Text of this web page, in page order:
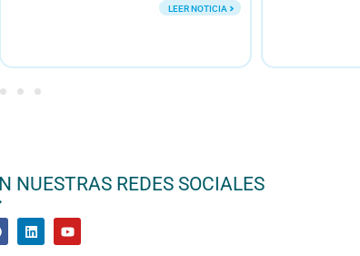
LEER NOTICIA
NUESTRAS REDES SOCIALES